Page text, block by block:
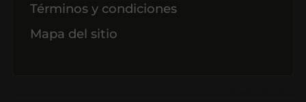
Términos y condiciones
Mapa del sitio